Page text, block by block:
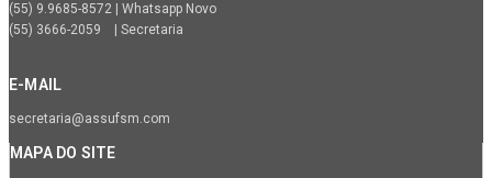
(55) 9.9685-8572 | Whatsapp Novo
(55) 3666-2059 | Secretaria
E-MAIL
secretaria@assufsm.com
MAPA DO SITE